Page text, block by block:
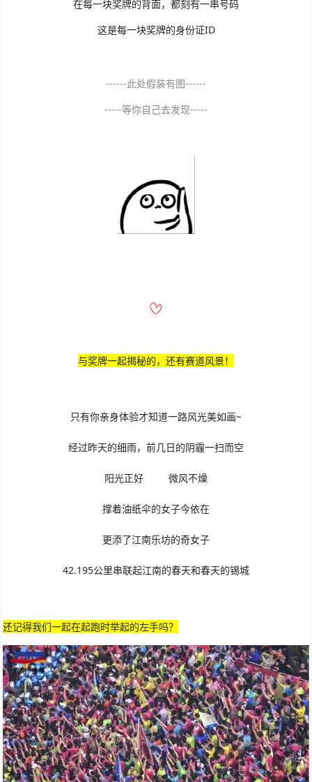
在每一块奖牌的背面，都刻有一串号码
这是每一块奖牌的身份证ID
------此处假装有图------
-----等你自己去发现-----
与奖牌一起揭秘的，还有赛道风景！
只有你亲身体验才知道一路风光美如画~
经过昨天的细雨，前几日的阴霾一扫而空
阳光正好 微风不燥
撑着油纸伞的女子今依在
更添了江南乐坊的奇女子
42.195公里串联起江南的春天和春天的锡城
还记得我们一起在起跑时举起的左手吗？